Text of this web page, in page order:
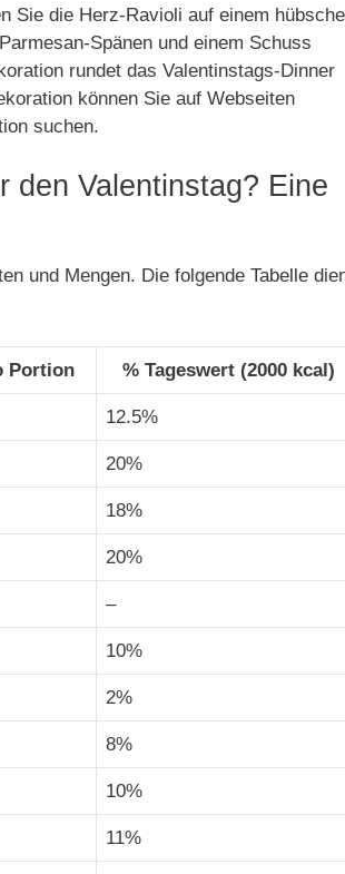
Sie die Herz-Ravioli auf einem
Spänen und einem Schuss
rundet das Valentinstags-Dinner
können Sie auf Webseiten
suchen.
den Valentinstag? Eine
und Mengen. Die folgende Tabelle
Portion % Tageswert (2000 kcal)
12.5%
20%
18%
20%
–
10%
2%
8%
10%
11%